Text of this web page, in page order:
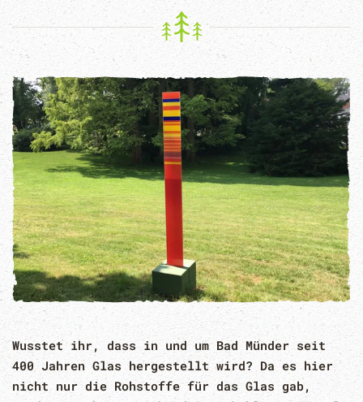
Wusstet ihr, dass in und um Bad Münder seit
400 Jahren Glas hergestellt wird? Da es hier
nicht nur die Rohstoffe für das Glas gab,